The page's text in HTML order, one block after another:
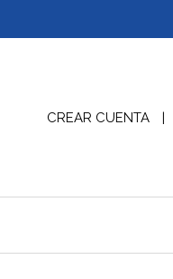
CREAR CUENTA